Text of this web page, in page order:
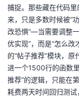
客
论
坛
的
圈
子
我
的
直
播
我
的
活
我
的
我
捕捉。那些藏在代码里
来，只是多数时候被“
改恐惧”—当需要调整
优实现”，而是“怎么改
的“帖子推荐”模块，
进一个1500行的函数
推荐”的逻辑，只能在
耗费两天时间回归测